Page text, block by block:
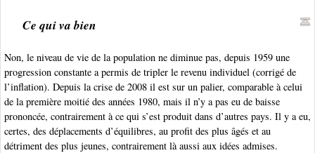
Ce qui va bien
Non, le niveau de vie de la population ne diminue pas, depuis 1959 une
progression constante a permis de tripler le revenu individuel (corrigé de
l’inflation). Depuis la crise de 2008 il est sur un palier, comparable à celui
de la première moitié des années 1980, mais il n’y a pas eu de baisse
prononcée, contrairement à ce qui s’est produit dans d’autres pays. Il y a eu,
certes, des déplacements d’équilibres, au profit des plus âgés et au
détriment des plus jeunes, contrairement là aussi aux idées admises.